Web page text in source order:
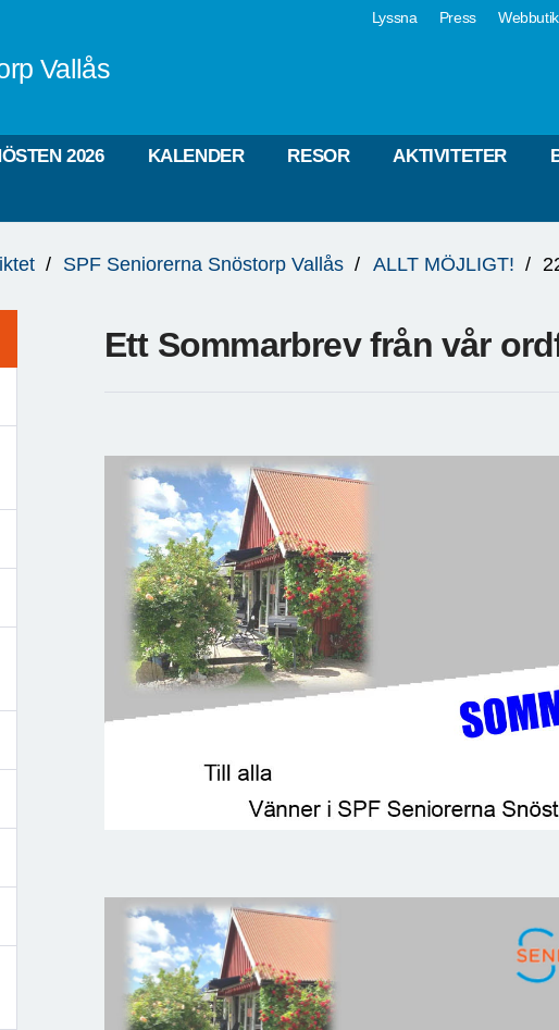
Lyssna Press Webbutik
Vallås
2026 KALENDER RESOR AKTIVITETER
SPF Seniorerna Snöstorp Vallås ALLT MÖJLIGT!
Ett Sommarbrev från vår